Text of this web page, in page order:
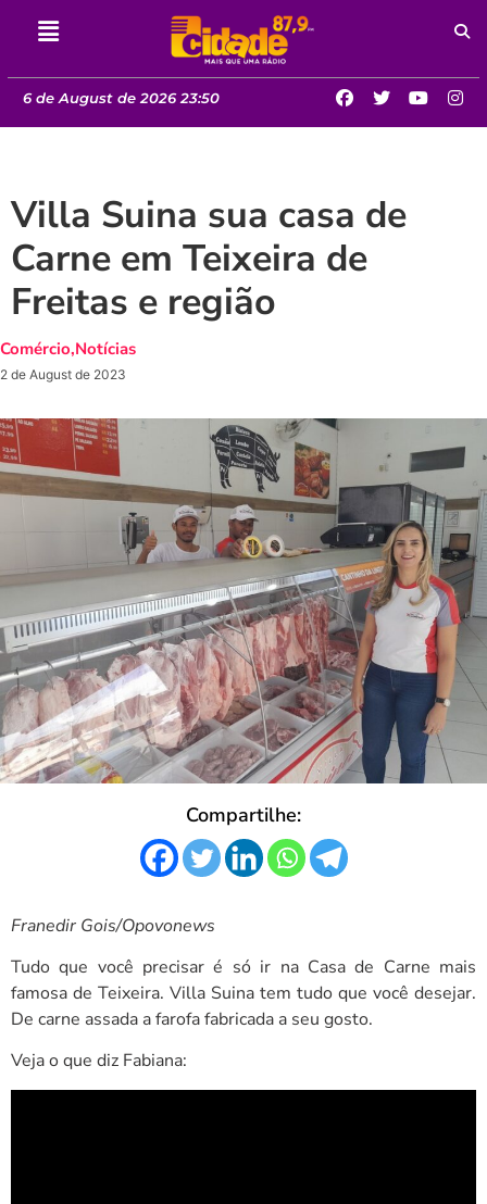
6 de August de 2026 23:50
Villa Suina sua casa de
Carne em Teixeira de
Freitas e região
Comércio,Notícias
2 de August de 2023
Compartilhe:
Franedir Gois/Opovonews
Tudo que você precisar é só ir na Casa de Carne mais
famosa de Teixeira. Villa Suina tem tudo que você desejar.
De carne assada a farofa fabricada a seu gosto.
Veja o que diz Fabiana: